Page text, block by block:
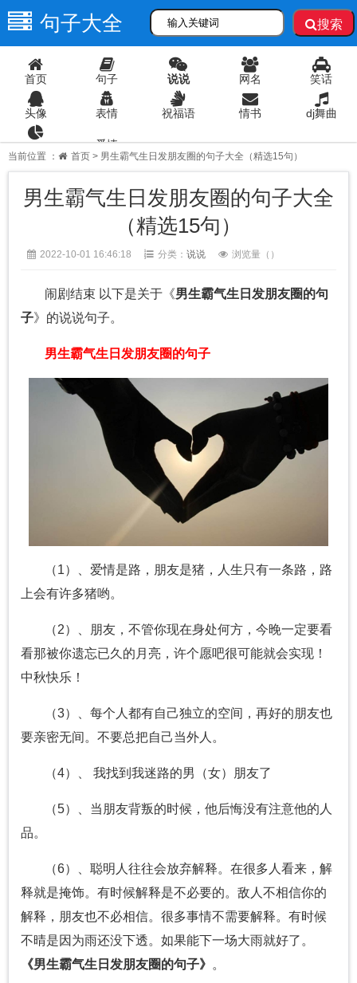
句子大全 搜索
首页 句子 说说 网名 笑话
头像 表情 祝福语 情书 dj舞曲
爱情
当前位置 ： 首页 > 男生霸气生日发朋友圈的句子大全（精选15句）
男生霸气生日发朋友圈的句子大全
（精选15句）
2022-10-01 16:46:18 分类： 说说 浏览量（ ）
闹剧结束 以下是关于《男生霸气生日发朋友圈的句
子》的说说句子。
男生霸气生日发朋友圈的句子
（1）、爱情是路，朋友是猪，人生只有一条路，路
上会有许多猪哟。
（2）、朋友，不管你现在身处何方，今晚一定要看
看那被你遗忘已久的月亮，许个愿吧很可能就会实现！
中秋快乐！
（3）、每个人都有自己独立的空间，再好的朋友也
要亲密无间。不要总把自己当外人。
（4）、 我找到我迷路的男（女）朋友了
（5）、当朋友背叛的时候，他后悔没有注意他的人
品。
（6）、聪明人往往会放弃解释。在很多人看来，解
释就是掩饰。有时候解释是不必要的。敌人不相信你的
解释，朋友也不必相信。很多事情不需要解释。有时候
不晴是因为雨还没下透。如果能下一场大雨就好了。
《男生霸气生日发朋友圈的句子》 。